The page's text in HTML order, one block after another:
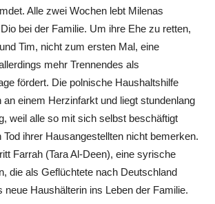
Alle zwei Wochen lebt Milenas
bei der Familie. Um ihre Ehe zu retten,
Tim, nicht zum ersten Mal, eine
mehr Trennendes als
fördert. Die polnische Haushaltshilfe
einem Herzinfarkt und liegt stundenlang
weil alle so mit sich selbst beschäftigt
ihrer Hausangestellten nicht bemerken.
Farrah (Tara Al-Deen), eine syrische
die als Geflüchtete nach Deutschland
neue Haushälterin ins Leben der Familie.